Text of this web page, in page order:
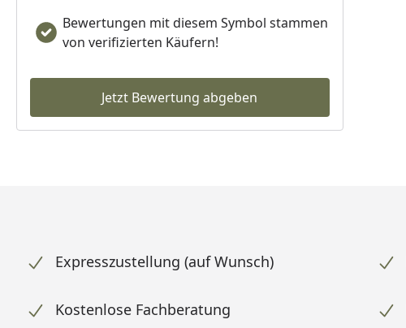
Bewertungen mit diesem Symbol stammen
von verifizierten Käufern!
Jetzt Bewertung abgeben
Expresszustellung (auf Wunsch)
Kostenlose Fachberatung